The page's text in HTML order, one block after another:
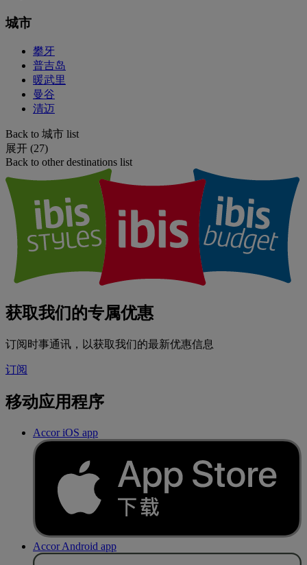
城市
攀牙
普吉岛
暖武里
曼谷
清迈
Back to 城市 list
展开 (27)
Back to other destinations list
获取我们的专属优惠
订阅时事通讯，以获取我们的最新优惠信息
订阅
移动应用程序
Accor iOS app
Accor Android app